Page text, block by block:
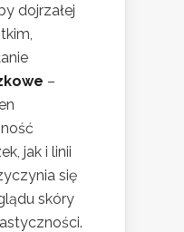
dojrzałej
–
jak i linii
się
skóry